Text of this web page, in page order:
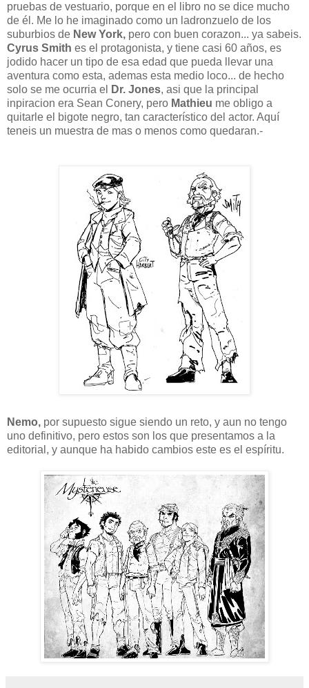
pruebas de vestuario, porque en el libro no se dice mucho
de él. Me lo he imaginado como un ladronzuelo de los
suburbios de New York, pero con buen corazon... ya sabeis.
Cyrus Smith es el protagonista, y tiene casi 60 años, es
jodido hacer un tipo de esa edad que pueda llevar una
aventura como esta, ademas esta medio loco... de hecho
solo se me ocurria el
Dr. Jones, asi que la principal
inpiracion era Sean Conery, pero Mathieu me obligo a
quitarle el bigote negro, tan característico del actor. Aquí
teneis un muestra de mas o menos como quedaran.-
Nemo, por supuesto sigue siendo un reto, y aun no tengo
uno definitivo, pero estos son los que presentamos a la
editorial, y aunque ha habido cambios este es el espíritu.